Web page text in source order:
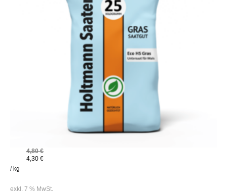
4,80€
4,30 €
/ kg
exkl. 7 % MwSt.